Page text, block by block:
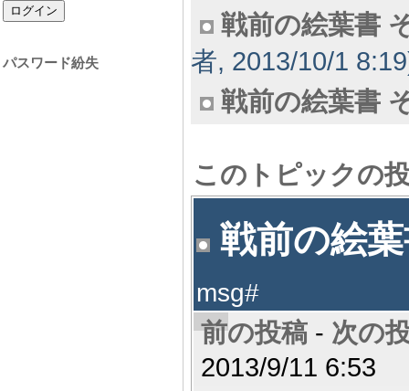
パスワード紛失
戦前の絵葉書
者, 2013/10/1
戦前の絵葉書
このトピックの
戦前の絵
msg#
前の投稿 - 次の
2013/9/11 6:53